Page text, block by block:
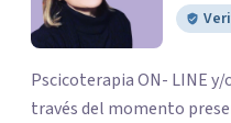
Pscicoterapia ON- LINE y/o
través del momento